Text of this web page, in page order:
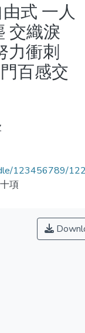
式 一人
交織淚
力衝刺
百感交
123456789/
項